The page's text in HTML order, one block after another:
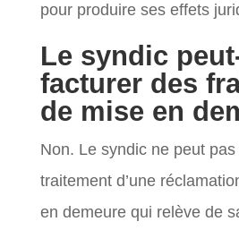
pour produire ses effets
Le syndic
facturer des
de mise en
Non. Le syndic ne peut
traitement d’une
en demeure qui relève de